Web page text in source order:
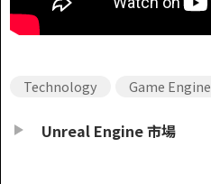
Technology Game Engine
Unreal Engine 市場